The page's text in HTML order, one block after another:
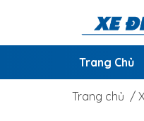
Trang Chủ
Trang chủ /